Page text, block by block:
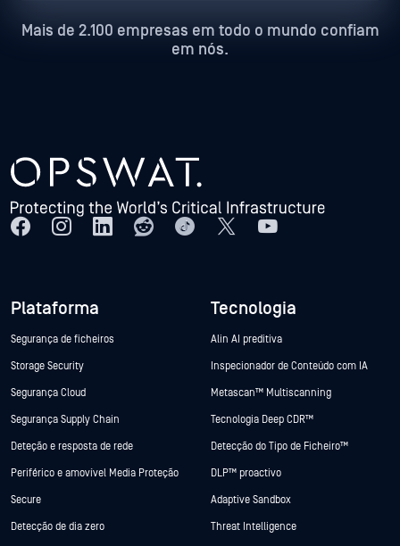
Mais de 2.100 empresas em todo o mundo confiam
em nós.
Plataforma
Segurança de ficheiros
Storage Security
Segurança Cloud
Segurança Supply Chain
Deteção e resposta de rede
Periférico e amovível Media Proteção
Secure
Detecção de dia zero
Tecnologia
Alin AI preditiva
Inspecionador de Conteúdo com IA
Metascan™ Multiscanning
Tecnologia Deep CDR™
Detecção do Tipo de Ficheiro™
DLP™ proactivo
Adaptive Sandbox
Threat Intelligence